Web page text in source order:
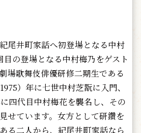
尾井町家話へ初登場となる中村
の登場となる中村梅乃をゲスト
場歌舞伎俳優研修二期生である
）年に七世中村芝翫に入門、
四代目中村梅花を襲名し、その
せています。女方として研鑽を
る二人から、紀尾井町家話なら